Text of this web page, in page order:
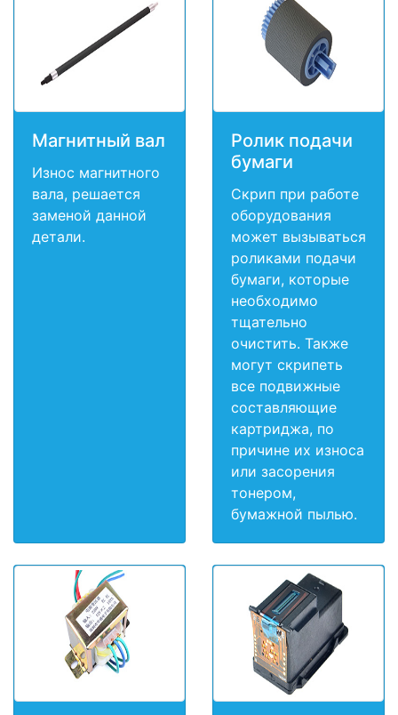
Магнитный вал
Износ магнитного
вала, решается
заменой данной
детали.
Ролик подачи
бумаги
Скрип при работе
оборудования
может вызываться
роликами подачи
бумаги, которые
необходимо
тщательно
очистить. Также
могут скрипеть
все подвижные
составляющие
картриджа, по
причине их износа
или засорения
тонером,
бумажной пылью.